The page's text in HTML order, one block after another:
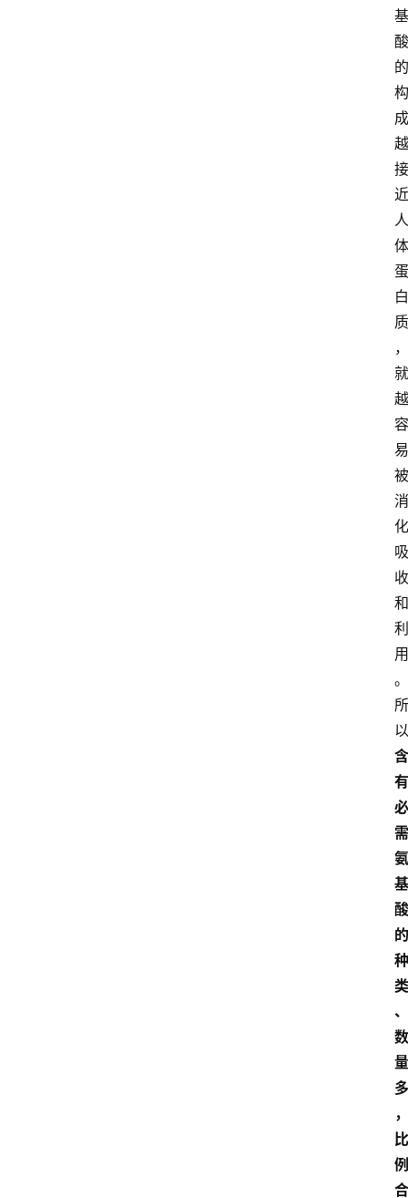
基
酸
的
构
成
越
接
近
人
体
蛋
白
质
，
就
越
容
易
被
消
化
吸
收
和
利
用
。
所
以
含
有
必
需
氨
基
酸
的
种
类
、
数
量
多
，
比
例
合